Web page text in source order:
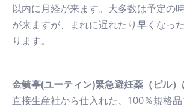
以内に月経が来ます。大多数は予定の
が来ますが、まれに遅れたり早くなっ
ります。
金毓亭(ユーティン)緊急避妊薬（ピル
直接生産社から仕入れた、100％規格品